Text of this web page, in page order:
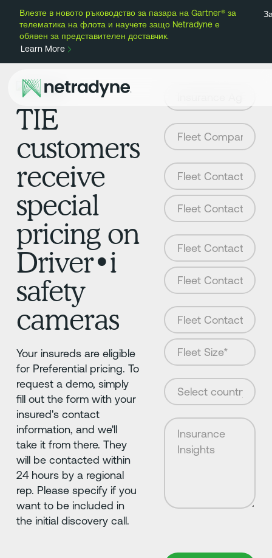
Влезте в новото ръководство за пазара на Gartner® за
телематика на флота и научете защо Netradyne е
обявен за представителен доставчик.
Learn More
TIE
customers
receive
special
pricing on
Driver•i
safety
cameras
Your insureds are eligible
for Preferential pricing. To
request a demo, simply
fill out the form with your
insured's contact
information, and we'll
take it from there. They
will be contacted within
24 hours by a regional
rep. Please specify if you
want to be included in
the initial discovery call.